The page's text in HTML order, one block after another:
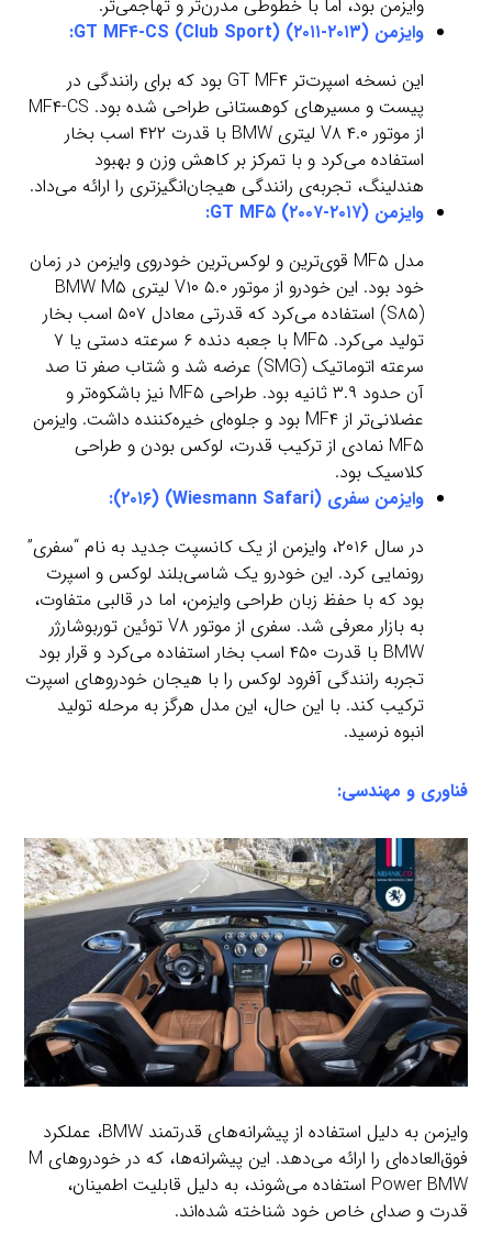
وایزمن بود، اما با خطوطی مدرن‌تر و تهاجمی‌تر.
وایزمن GT MF۴-CS (Club Sport) (۲۰۱۱-۲۰۱۳):
این نسخه اسپرت‌تر GT MF۴ بود که برای رانندگی در
پیست و مسیرهای کوهستانی طراحی شده بود. MF۴-CS
از موتور V۸ ۴.۰ لیتری BMW با قدرت ۴۲۲ اسب بخار
استفاده می‌کرد و با تمرکز بر کاهش وزن و بهبود
هندلینگ، تجربه‌ی رانندگی هیجان‌انگیزتری را ارائه می‌داد.
وایزمن GT MF۵ (۲۰۰۷-۲۰۱۷):
مدل MF۵ قوی‌ترین و لوکس‌ترین خودروی وایزمن در زمان
خود بود. این خودرو از موتور V۱۰ ۵.۰ لیتری BMW M۵
(S۸۵) استفاده می‌کرد که قدرتی معادل ۵۰۷ اسب بخار
تولید می‌کرد. MF۵ با جعبه دنده ۶ سرعته دستی یا ۷
سرعته اتوماتیک (SMG) عرضه شد و شتاب صفر تا صد
آن حدود ۳.۹ ثانیه بود. طراحی MF۵ نیز باشکوه‌تر و
عضلانی‌تر از MF۴ بود و جلوه‌ای خیره‌کننده داشت. وایزمن
MF۵ نمادی از ترکیب قدرت، لوکس بودن و طراحی
کلاسیک بود.
وایزمن سفری (Wiesmann Safari) (۲۰۱۶):
در سال ۲۰۱۶، وایزمن از یک کانسپت جدید به نام “سفری”
رونمایی کرد. این خودرو یک شاسی‌بلند لوکس و اسپرت
بود که با حفظ زبان طراحی وایزمن، اما در قالبی متفاوت،
به بازار معرفی شد. سفری از موتور V۸ توئین توربوشارژر
BMW با قدرت ۴۵۰ اسب بخار استفاده می‌کرد و قرار بود
تجربه رانندگی آفرود لوکس را با هیجان خودروهای اسپرت
ترکیب کند. با این حال، این مدل هرگز به مرحله تولید
انبوه نرسید.
فناوری و مهندسی:
وایزمن به دلیل استفاده از پیشرانه‌های قدرتمند BMW، عملکرد
فوق‌العاده‌ای را ارائه می‌دهد. این پیشرانه‌ها، که در خودروهای M
Power BMW استفاده می‌شوند، به دلیل قابلیت اطمینان،
قدرت و صدای خاص خود شناخته شده‌اند.